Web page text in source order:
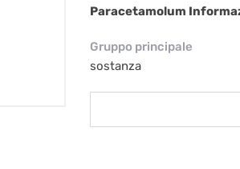
Paracetamolum
Gruppo principale
sostanza